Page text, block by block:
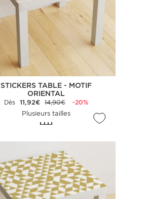
STICKERS TABLE - MOTIF
ORIENTAL
Dès 11,92€ 14,90€
-20%
Plusieurs tailles